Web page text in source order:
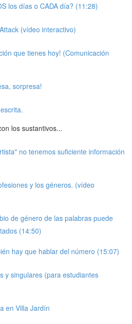
los días o CADA día? (11:28)
(vídeo interactivo)
que tienes hoy! (Comunicación
sorpresa!
los sustantivos...
no tenemos suficiente información
y los géneros. (vídeo
de género de las palabras puede
(14:50)
hay que hablar del número (15:07)
y singulares (para estudiantes
en Villa Jardín